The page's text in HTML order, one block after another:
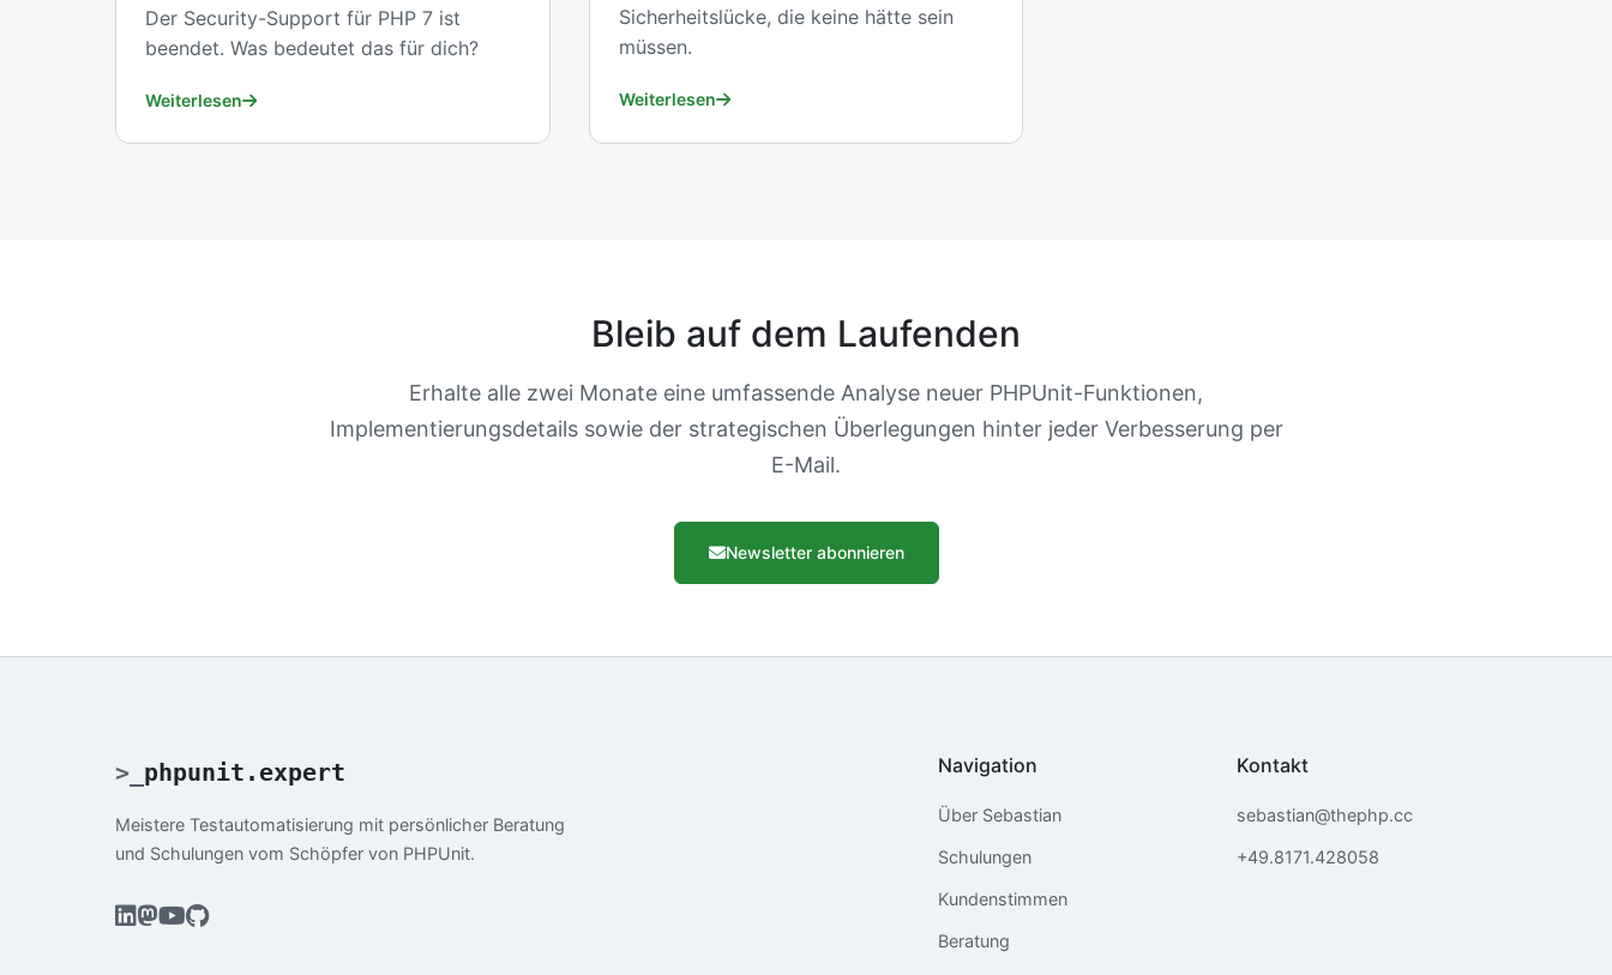
Der Security-Support für PHP 7 ist
beendet. Was bedeutet das für dich?
Weiterlesen
Sicherheitslücke, die keine hätte sein
müssen.
Weiterlesen
Bleib auf dem Laufenden
Erhalte alle zwei Monate eine umfassende Analyse neuer PHPUnit-Funktionen,
Implementierungsdetails sowie der strategischen Überlegungen hinter jeder Verbesserung per
E-Mail.
Newsletter abonnieren
> phpunit.expert
Meistere Testautomatisierung mit persönlicher Beratung
und Schulungen vom Schöpfer von PHPUnit.
Navigation
Über Sebastian
Schulungen
Kundenstimmen
Beratung
Kontakt
sebastian@thephp.cc
+49.8171.428058